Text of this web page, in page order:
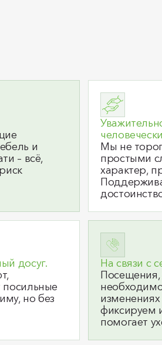
и
– всё,
Мы не
простыми
характер,
досуг.
но без
На связи с
Посещения,
фиксируем
помогает